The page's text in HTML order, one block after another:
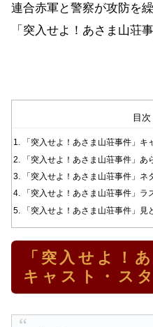
連合赤軍と警察が攻防を
「突入せよ！あさま山荘
目次
「突入せよ！あさま山荘事件」キ
「突入せよ！あさま山荘事件」あ
「突入せよ！あさま山荘事件」ネ
「突入せよ！あさま山荘事件」ラ
「突入せよ！あさま山荘事件」見
「突入せよ！
キャスト・ス